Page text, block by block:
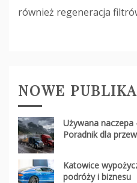
również regeneracja
NOWE
Używana
Poradnik dla
Katowice
podróży i biznesu